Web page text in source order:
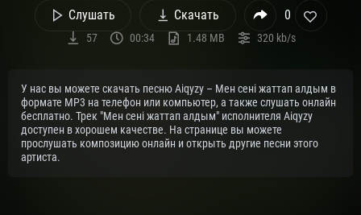
Слушать Скачать 0
57 00:34 1.48 MB 320 kb/s
У нас вы можете скачать песню Aiqyzy – Мен сені жаттап алдым в
формате MP3 на телефон или компьютер, а также слушать онлайн
бесплатно. Трек "Мен сені жаттап алдым" исполнителя Aiqyzy
доступен в хорошем качестве. На странице вы можете
прослушать композицию онлайн и открыть другие песни этого
артиста.